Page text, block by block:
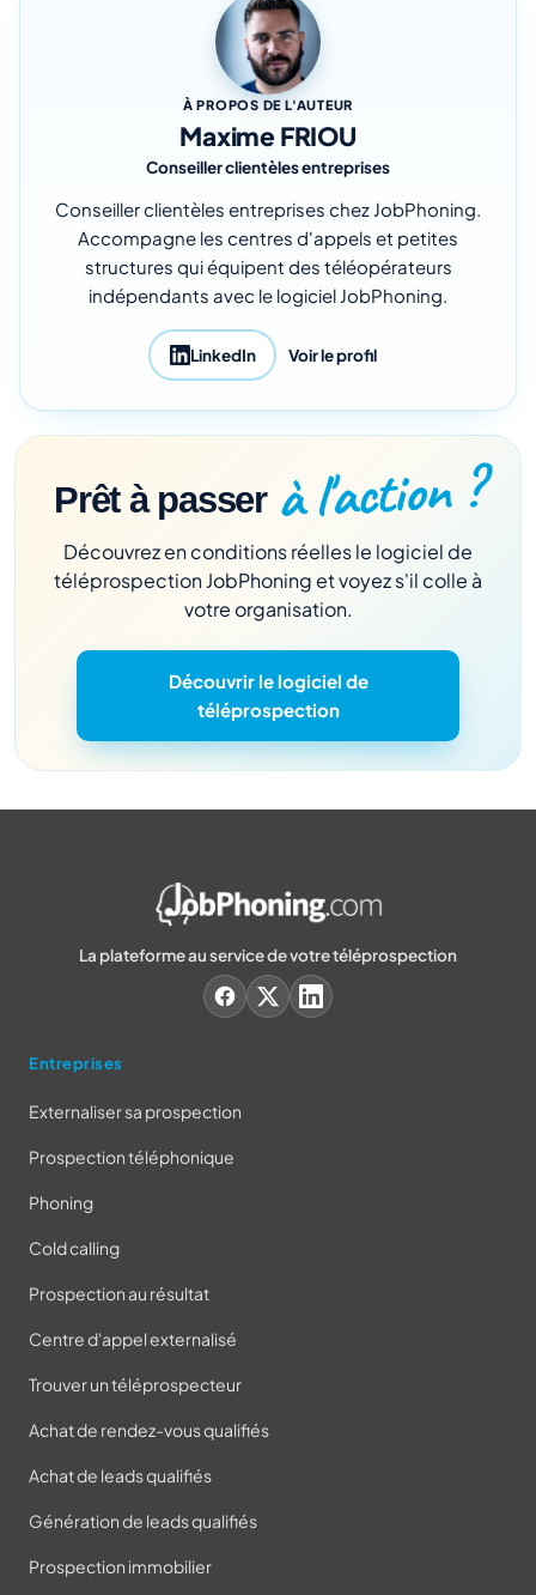
À PROPOS DE L'AUTEUR
Maxime FRIOU
Conseiller clientèles entreprises
Conseiller clientèles entreprises chez JobPhoning.
Accompagne les centres d'appels et petites
structures qui équipent des téléopérateurs
indépendants avec le logiciel JobPhoning.
LinkedIn Voir le profil
Prêt à passer à l'action ?
Découvrez en conditions réelles le logiciel de
téléprospection JobPhoning et voyez s'il colle à
votre organisation.
Découvrir le logiciel de
téléprospection
La plateforme au service de votre téléprospection
Entreprises
Externaliser sa prospection
Prospection téléphonique
Phoning
Cold calling
Prospection au résultat
Centre d'appel externalisé
Trouver un téléprospecteur
Achat de rendez-vous qualifiés
Achat de leads qualifiés
Génération de leads qualifiés
Prospection immobilier